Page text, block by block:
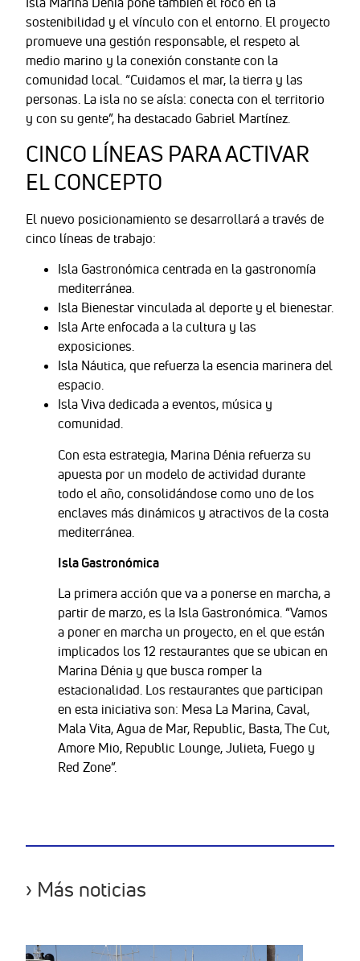
sostenibilidad y el vínculo con el entorno. El proyecto
promueve una gestión responsable, el respeto al
medio marino y la conexión constante con la
comunidad local. “Cuidamos el mar, la tierra y las
personas. La isla no se aísla: conecta con el territorio
y con su gente”, ha destacado Gabriel Martínez.
CINCO LÍNEAS PARA ACTIVAR
EL CONCEPTO
El nuevo posicionamiento se desarrollará a través de
cinco líneas de trabajo:
Isla Gastronómica centrada en la gastronomía
mediterránea.
Isla Bienestar vinculada al deporte y el bienestar.
Isla Arte enfocada a la cultura y las
exposiciones.
Isla Náutica, que refuerza la esencia marinera del
espacio.
Isla Viva dedicada a eventos, música y
comunidad.
Con esta estrategia, Marina Dénia refuerza su
apuesta por un modelo de actividad durante
todo el año, consolidándose como uno de los
enclaves más dinámicos y atractivos de la costa
mediterránea.
Isla Gastronómica
La primera acción que va a ponerse en marcha, a
partir de marzo, es la Isla Gastronómica. “Vamos
a poner en marcha un proyecto, en el que están
implicados los 12 restaurantes que se ubican en
Marina Dénia y que busca romper la
estacionalidad. Los restaurantes que participan
en esta iniciativa son: Mesa La Marina, Caval,
Mala Vita, Agua de Mar, Republic, Basta, The Cut,
Amore Mio, Republic Lounge, Julieta, Fuego y
Red Zone”.
› Más noticias